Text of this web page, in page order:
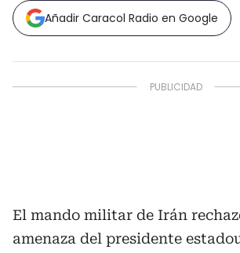
Añadir Caracol Radio en Google
El mando militar de Irán
amenaza del presidente